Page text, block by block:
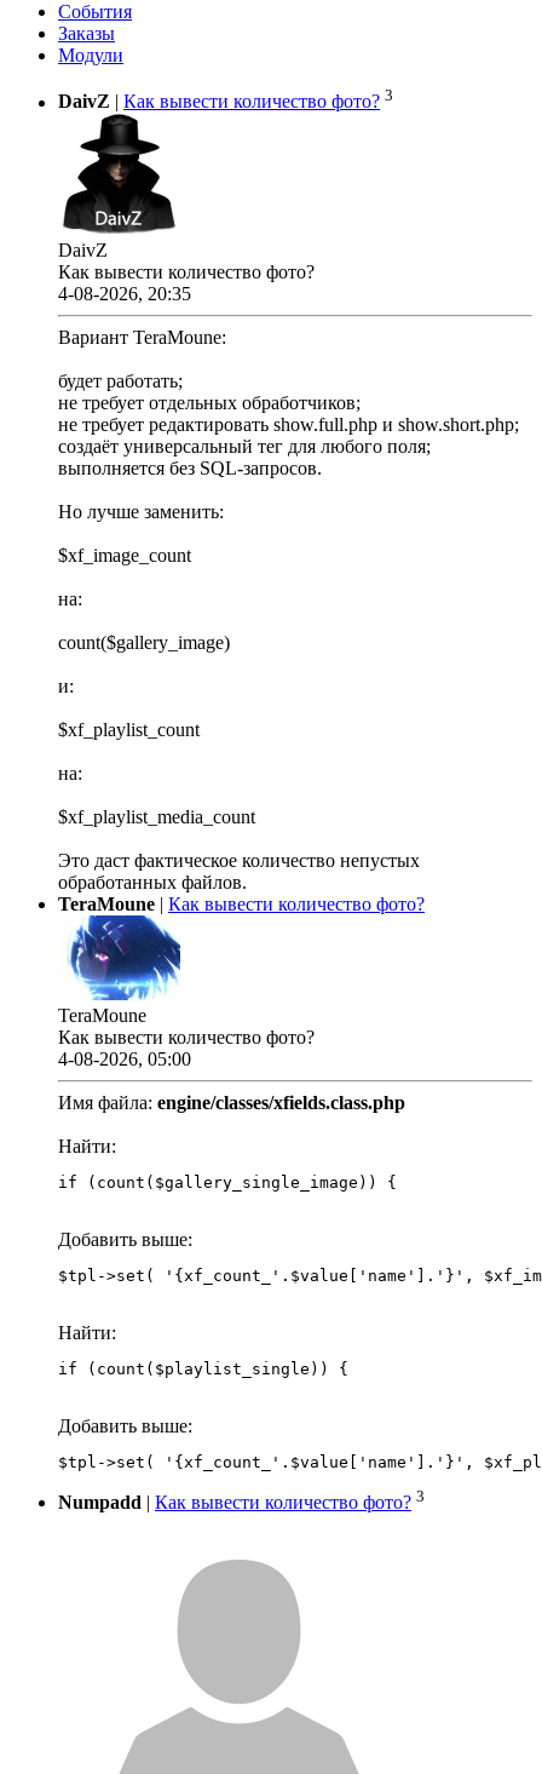
События
Заказы
Модули
DaivZ Как вывести количество фото? 3
DaivZ
Как вывести количество фото?
4-08-2026, 20:35
Вариант TeraMoune:
будет работать;
не требует отдельных обработчиков;
не требует редактировать show.full.php и show.short.php;
создаёт универсальный тег для любого поля;
выполняется без SQL-запросов.
Но лучше заменить:
$xf_image_count
на:
count($gallery_image)
и:
$xf_playlist_count
на:
$xf_playlist_media_count
Это даст фактическое количество непустых
обработанных файлов.
TeraMoune | Как вывести количество фото?
TeraMoune
Как вывести количество фото?
4-08-2026, 05:00
Имя файла: engine/classes/xfields.class.php
Найти:
if (count($gallery_single_image)) {
Добавить выше:
Найти:
if (count($playlist_single)) {
Добавить выше:
Numpadd | Как вывести количество фото? 3